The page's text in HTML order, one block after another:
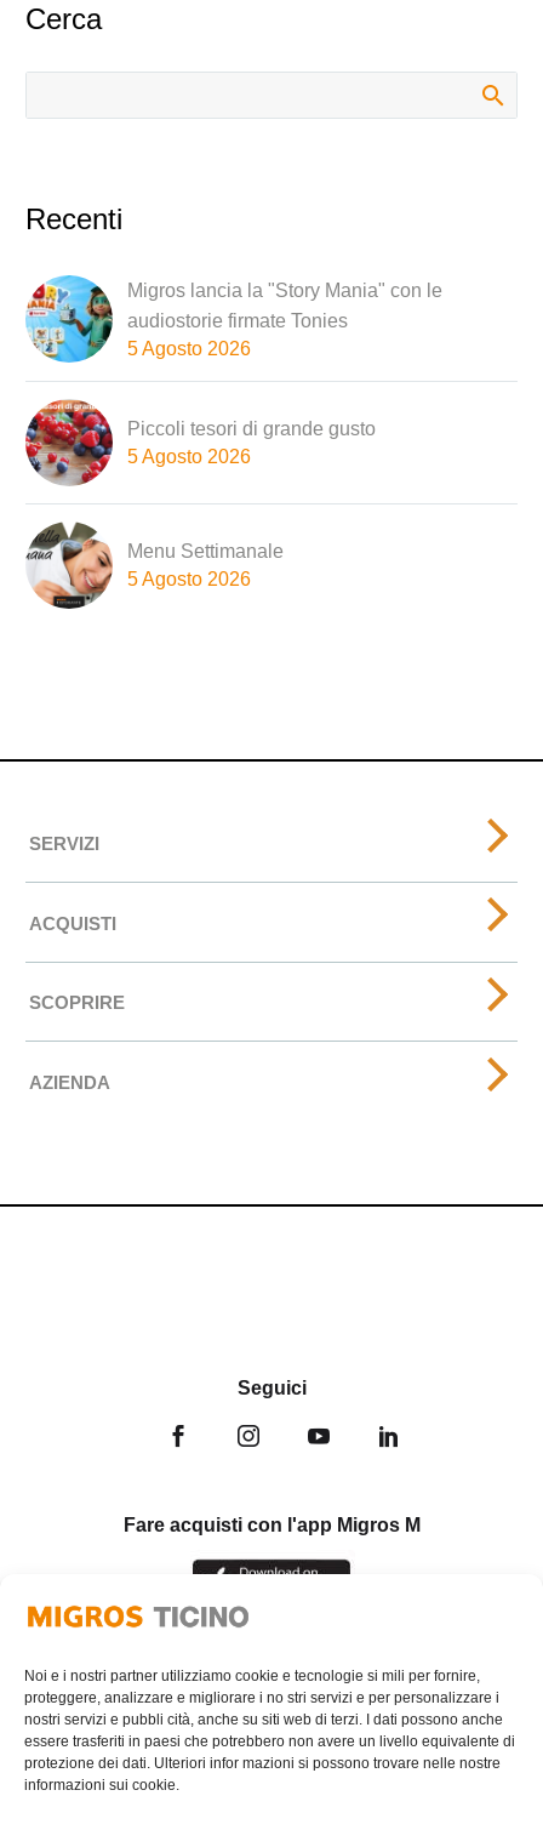
Noi e i nostri partner utilizziamo cookie e tecnologie si mili per fornire,
proteggere, analizzare e migliorare i no stri servizi e per personalizzare i
nostri servizi e pubbli cità, anche su siti web di terzi. I dati possono anche
essere trasferiti in paesi che potrebbero non avere un livello equivalente di
protezione dei dati. Ulteriori infor mazioni si possono trovare nelle nostre
informazioni sui cookie.
Cerca
Recenti
Migros lancia la "Story Mania" con le
audiostorie firmate Tonies
5 Agosto 2026
Piccoli tesori di grande gusto
5 Agosto 2026
Menu Settimanale
5 Agosto 2026
SERVIZI
ACQUISTI
SCOPRIRE
AZIENDA
Seguici
Fare acquisti con l'app Migros M